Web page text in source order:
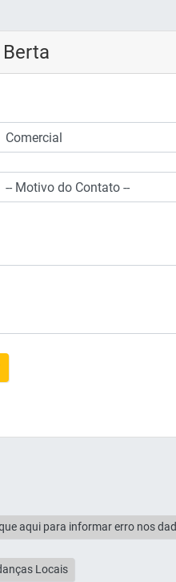
aqui para informar erro nos
Locais